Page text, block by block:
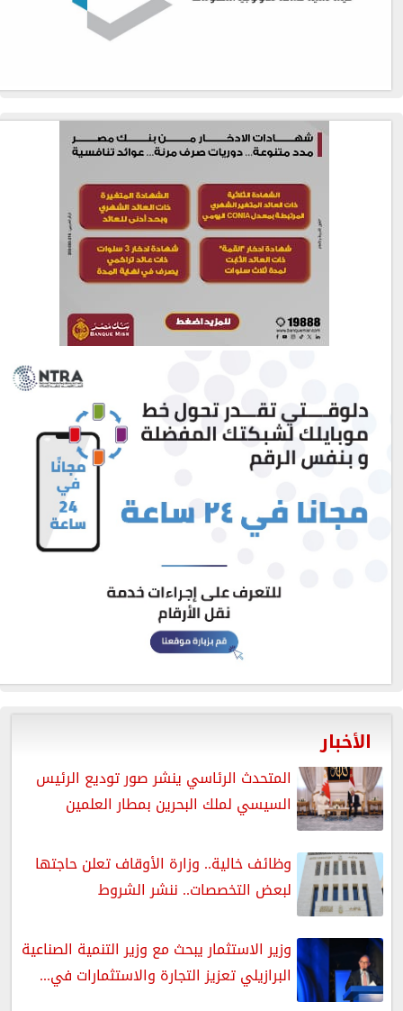
الأخبار
المتحدث الرئاسي ينشر صور توديع الرئيس
السيسي لملك البحرين بمطار العلمين
وظائف خالية.. وزارة الأوقاف تعلن حاجتها
لبعض التخصصات.. ننشر الشروط
وزير الاستثمار يبحث مع وزير التنمية الصناعية
البرازيلي تعزيز التجارة والاستثمارات في...